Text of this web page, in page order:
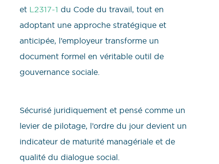
et L2317-1 du Code du travail, tout en
adoptant une approche stratégique et
anticipée, l’employeur transforme un
document formel en véritable outil de
gouvernance sociale.
Sécurisé juridiquement et pensé comme un
levier de pilotage, l’ordre du jour devient un
indicateur de maturité managériale et de
qualité du dialogue social.